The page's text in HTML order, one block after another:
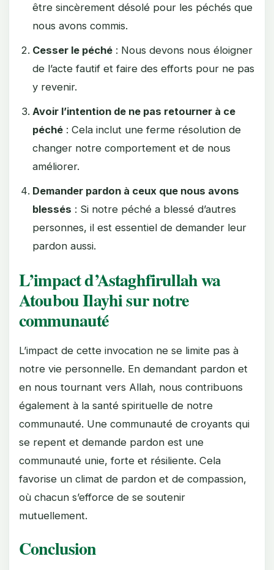
être sincèrement désolé pour les péchés que
nous avons commis.
Cesser le péché : Nous devons nous éloigner
de l’acte fautif et faire des efforts pour ne pas
y revenir.
Avoir l’intention de ne pas retourner à ce
péché : Cela inclut une ferme résolution de
changer notre comportement et de nous
améliorer.
Demander pardon à ceux que nous avons
blessés : Si notre péché a blessé d’autres
personnes, il est essentiel de demander leur
pardon aussi.
L’impact d’Astaghfirullah wa
Atoubou Ilayhi sur notre
communauté
L’impact de cette invocation ne se limite pas à
notre vie personnelle. En demandant pardon et
en nous tournant vers Allah, nous contribuons
également à la santé spirituelle de notre
communauté. Une communauté de croyants qui
se repent et demande pardon est une
communauté unie, forte et résiliente. Cela
favorise un climat de pardon et de compassion,
où chacun s’efforce de se soutenir
mutuellement.
Conclusion